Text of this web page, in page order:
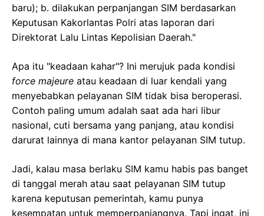
baru); b. dilakukan perpanjangan SIM berdasarkan
Keputusan Kakorlantas Polri atas laporan dari
Direktorat Lalu Lintas Kepolisian Daerah."
Apa itu "keadaan kahar"? Ini merujuk pada kondisi
force majeure atau keadaan di luar kendali yang
menyebabkan pelayanan SIM tidak bisa beroperasi.
Contoh paling umum adalah saat ada hari libur
nasional, cuti bersama yang panjang, atau kondisi
darurat lainnya di mana kantor pelayanan SIM tutup.
Jadi, kalau masa berlaku SIM kamu habis pas banget
di tanggal merah atau saat pelayanan SIM tutup
karena keputusan pemerintah, kamu punya
kesempatan untuk memperpanjangnya. Tapi ingat, ini